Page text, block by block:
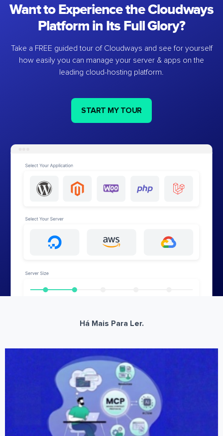
Want to Experience the Cloudways
Platform in Its Full Glory?
Take a FREE guided tour of Cloudways and see for yourself
how easily you can manage your server & apps on the
leading cloud-hosting platform.
START MY TOUR
Há Mais Para Ler.